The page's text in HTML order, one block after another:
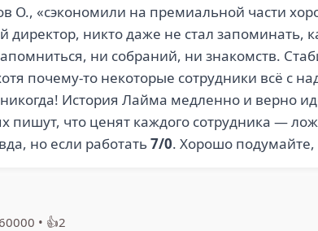
О., «сэкономили на премиальной части
никто даже не стал запоминать,
ни собраний, ни знакомств.
почему-то некоторые сотрудники всё с
История Лайма медленно и верно
пишут, что ценят каждого сотрудника —
но если работать7/0. Хорошо
• 👍2